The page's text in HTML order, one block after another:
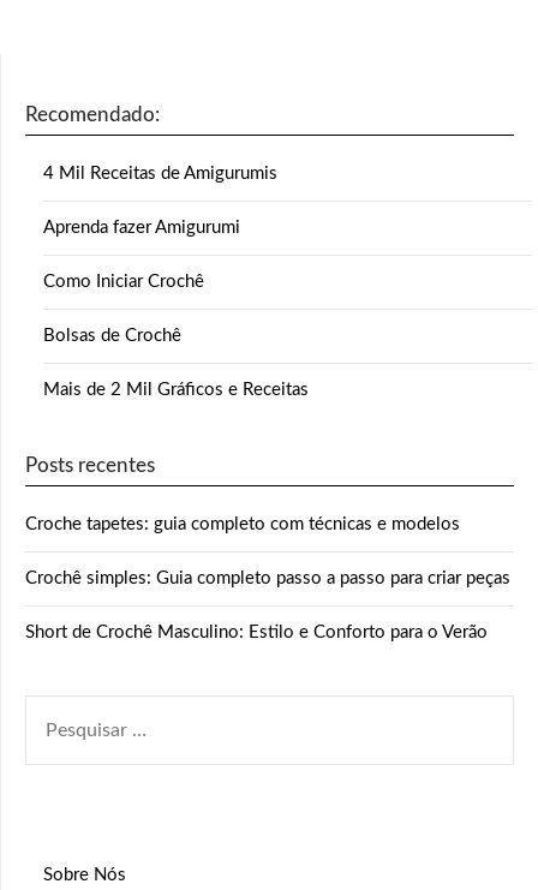
Recomendado:
4 Mil Receitas de Amigurumis
Aprenda fazer Amigurumi
Como Iniciar Crochê
Bolsas de Crochê
Mais de 2 Mil Gráficos e Receitas
Posts recentes
Croche tapetes: guia completo com técnicas e modelos
Crochê simples: Guia completo passo a passo para criar peças
Short de Crochê Masculino: Estilo e Conforto para o Verão
POR:
Sobre Nós